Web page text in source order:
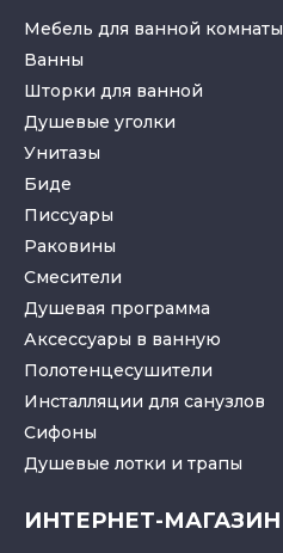
Мебель для ванной комнаты
Ванны
Шторки для ванной
Душевые уголки
Унитазы
Биде
Писсуары
Раковины
Смесители
Душевая программа
Аксессуары в ванную
Полотенцесушители
Инсталляции для санузлов
Cифоны
Душевые лотки и трапы
ИНТЕРНЕТ-МАГАЗИН